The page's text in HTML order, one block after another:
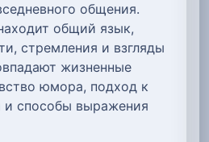
общения.
общий язык,
стремления и взгляды
жизненные
юмора, подход к
способы выражения